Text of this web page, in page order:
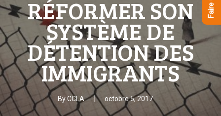
RÉFORMER SON
SYSTÈME DE
DÉTENTION DES
IMMIGRANTS
By CCLA octobre 5, 2017